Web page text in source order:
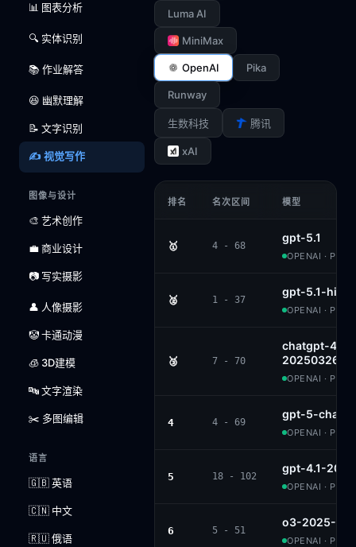
📊 图表分析
🔍 实体识别
📚 作业解答
😆 幽默理解
📝 文字识别
✍️ 视觉写作
图像与设计
🎨 艺术创作
💼 商业设计
📷 写实摄影
👤 人像摄影
🤡 卡通动漫
🧊 3D建模
🔤 文字渲染
✂️ 多图编辑
语言
🇬🇧 英语
🇨🇳 中文
🇷🇺 俄语
Luma AI
MiniMax
OpenAI Pika
Runway
生数科技 腾讯
xAI
排名 名次区间 模型
🥇 4 - 68
gpt-5.1
OPENAI ·
🥈 1 - 37
gpt-5.1-high
OPENAI ·
🥉 7 - 70
chatgpt-4o-
20250326
OPENAI ·
4 4 - 69
gpt-5-chat
OPENAI ·
5 18 - 102
gpt-4.1-
OPENAI ·
6 5 - 51
o3-2025-
OPENAI ·